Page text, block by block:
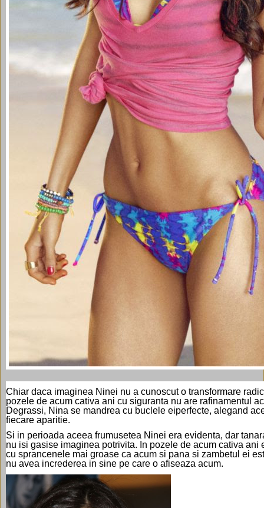
Chiar daca imaginea Ninei nu a cunoscut o transformare
pozele de acum cativa ani cu siguranta nu are rafinamentul
Degrassi, Nina se mandrea cu buclele eiperfecte, alegand
fiecare aparitie.
Si in perioada aceea frumusetea Ninei era evidenta, dar
nu isi gasise imaginea potrivita. In pozele de acum cativa ani
cu sprancenele mai groase ca acum si pana si zambetul ei
nu avea increderea in sine pe care o afiseaza acum.